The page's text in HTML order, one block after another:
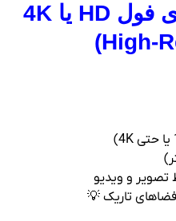
2️⃣ دوربین حرفه‌ ای فول HD یا 4K
(High-
تصویر و ویدیو